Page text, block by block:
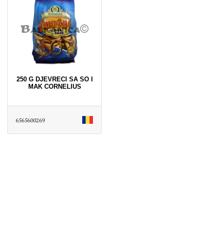
250 G DJEVRECI SA SO I
MAK CORNELIUS
6565600269